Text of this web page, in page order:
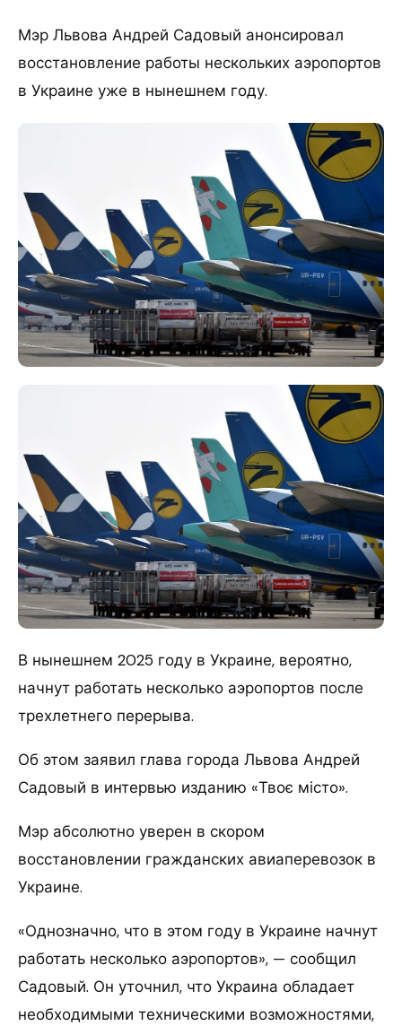
​Мэр Львова Андрей Садовый анонсировал
восстановление работы нескольких аэропортов
в Украине уже в нынешнем году.
В нынешнем 2025 году в Украине, вероятно,
начнут работать несколько аэропортов после
трехлетнего перерыва.
Об этом заявил глава города Львова Андрей
Садовый в интервью изданию «Твоє місто».
Мэр абсолютно уверен в скором
восстановлении гражданских авиаперевозок в
Украине.
«Однозначно, что в этом году в Украине начнут
работать несколько аэропортов», — сообщил
Садовый. Он уточнил, что Украина обладает
необходимыми техническими возможностями,